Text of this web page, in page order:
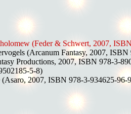
(Feder & Schwert, 2007,
(Arcanum Fantasy, 2007,
Productions, 2007, ISBN 978-3-
5-8)
2007, ISBN 978-3-934625-96-